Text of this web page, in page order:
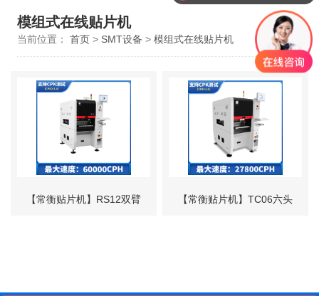
模组式在线贴片机
当前位置： 首页> SMT设备 > 模组式在线贴片机
【常衡贴片机】RS12双臂 【常衡贴片机】TC06六头